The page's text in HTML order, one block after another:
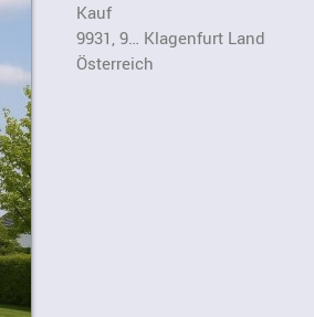
Kauf
9931, 9… Klagenfurt Land
Österreich